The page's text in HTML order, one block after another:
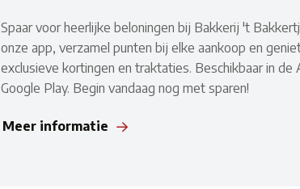
Spaar voor heerlijke beloningen bij Bakkerij 't
onze app, verzamel punten bij elke aankoop en
exclusieve kortingen en traktaties. Beschikbaar in de
Google Play. Begin vandaag nog met sparen!
Meer informatie